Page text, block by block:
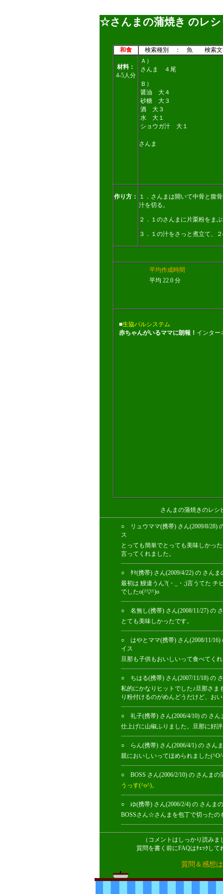
☆さんまの蒲焼き のレシ
和食 検索種別 ： 魚 検索
材料：
4-5人分
Ａ）
さんま ４尾
Ｂ）
醤油 大４
砂糖 大３
酒 大３
水 大１
ショウガ汁 大１
さんま
作り方：
１．さんまは開いて中骨と腹
汁を切る。
２．１のさんまに片栗粉をま
３．１の汁をさっと煮立て、
平均作成時間
平均 22.0 分
■生協パルシステム
赤ちゃんがいるママに朗報！ インター
さんまの蒲焼きのレシ
○ リュウママ(携帯) さん(2009/8/28)
ス
とっても簡単でとっても美味しかっ
言ってくれました。
○ ﾀﾏ(携帯) さん(2009/4/22) の さん
最初は 鰻違うん?(・_・;)言うてた チ
でしたo(^▽^)o
○ 名無し(携帯) さん(2008/11/27) の
とても美味しかったです。
○ はやとママ(携帯) さん(2008/11/
イス
旦那も子供もおいしいって食べてく
○ ちはる(携帯) さん(2007/11/18) の
私的にかなりヒットでした♪旦那さ
り粉付けるのがめんどうだけど、お
○ 礼子(携帯) さん(2006/4/10) の さ
仕上げに山椒ふりました。旦那に好
○ らん(携帯) さん(2006/4/1) の さん
親においしいってほめられました
○ BOSS さん(2006/2/10) の さんま
うっす(^o^)。
○ ゆ(携帯) さん(2006/2/4) の さんま
BOSSさん☆さんまを包丁で切ったの
（コメントはしっかり読み
質問を書く前にFAQはﾁｪｯｸし
質問＆感想